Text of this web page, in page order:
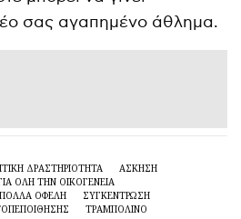
σας αγαπημένο άθλημα.
ΔΡΑΣΤΗΡΙΌΤΗΤΑ
ΑΣΚΗΣΗ
ΌΛΗ ΤΗΝ ΟΙΚΟΓΈΝΕΙΑ
ΟΦΈΛΗ
ΣΥΓΚΕΝΤΡΩΣΗ
ΤΡΑΜΠΟΛΊΝΟ